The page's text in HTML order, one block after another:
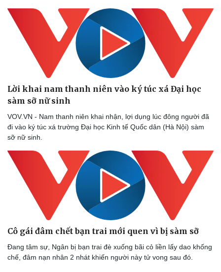
Sức khỏe
Dinh dưỡng - món ngon
Cây thuốc
Sản phụ khoa
Nam khoa
Làm đẹp - giảm cân
Phòng mạch online
Ăn sạch sống khỏe
Đời sống
Nhà đẹp
Tình yêu - Gia đình
Lời khai nam thanh niên vào ký túc xá Đại học
sàm sỡ nữ sinh
VOV.VN - Nam thanh niên khai nhận, lợi dụng lúc đông người đã
đi vào ký túc xá trường Đại học Kinh tế Quốc dân (Hà Nội) sàm
sỡ nữ sinh.
Cô gái đâm chết bạn trai mới quen vì bị sàm sỡ
Đang tâm sự, Ngân bị bạn trai đè xuống bãi cỏ liền lấy dao khống
chế, đâm nạn nhân 2 nhát khiến người này tử vong sau đó.